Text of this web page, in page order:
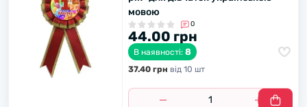
мовою
0
44.00 грн
В наявності: 8
37.40 грн вiд 10 шт